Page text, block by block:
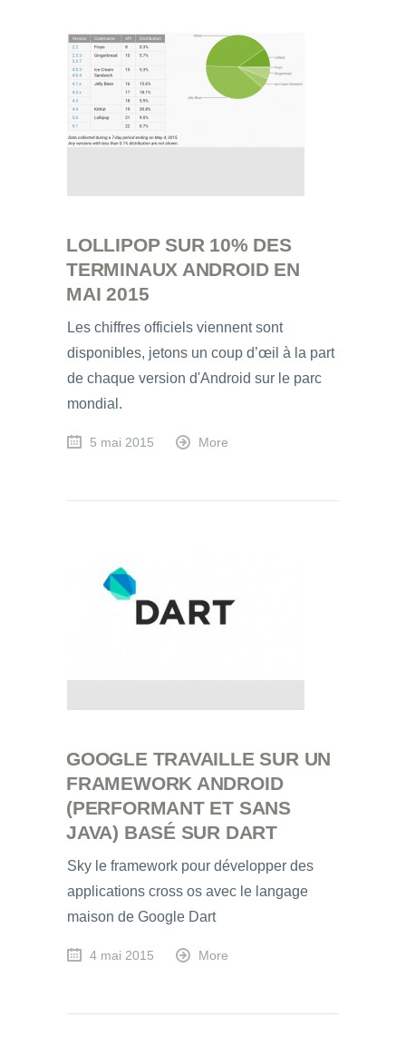
LOLLIPOP SUR 10% DES
TERMINAUX ANDROID EN
MAI 2015
Les chiffres officiels viennent sont
disponibles, jetons un coup d’œil à la part
de chaque version d'Android sur le parc
mondial.
5 mai 2015 More
GOOGLE TRAVAILLE SUR UN
FRAMEWORK ANDROID
(PERFORMANT ET SANS
JAVA) BASÉ SUR DART
Sky le framework pour développer des
applications cross os avec le langage
maison de Google Dart
4 mai 2015 More